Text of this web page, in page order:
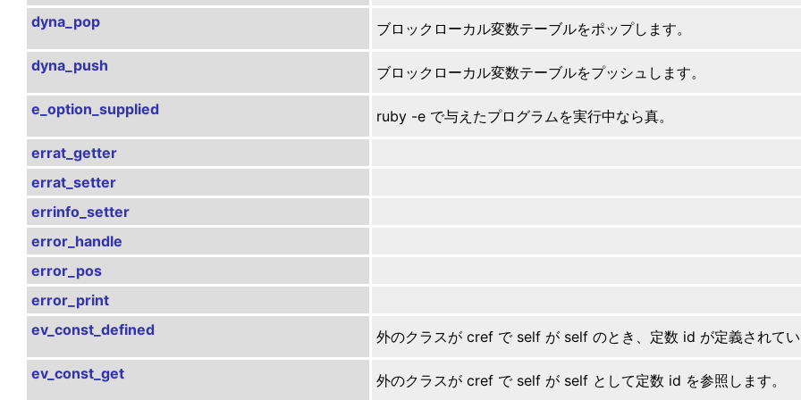
dyna_pop ブロックローカル変数テーブルをポップします。
dyna_push ブロックローカル変数テーブルをプッシュします。
e_option_supplied ruby -e で与えたプログラムを実行中なら真。
errat_getter
errat_setter
errinfo_setter
error_handle
error_pos
error_print
ev_const_defined
外のクラスが cref で self が self のとき、定数 id が定義されてい
ev_const_get 外のクラスが cref で self が self として定数 id を参照します。